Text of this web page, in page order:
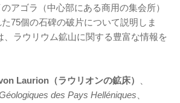
アゴラ（中心部にある商用の集会所）
75個の石碑の破片について説明しま
、ラウリウム鉱山に関する豊富な情報を
Laurion（ラウリオンの鉱床）
des Pays Helléniques